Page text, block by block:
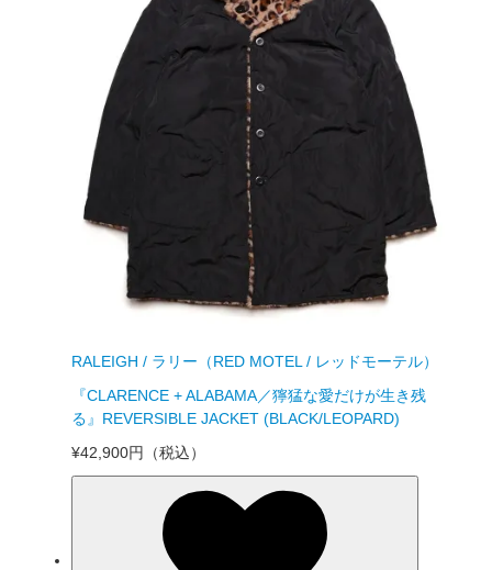
RALEIGH / ラリー（RED MOTEL / レッドモーテル）
『CLARENCE + ALABAMA／獰猛な愛だけが生き残
る』REVERSIBLE JACKET (BLACK/LEOPARD)
¥42,900円
（税込）